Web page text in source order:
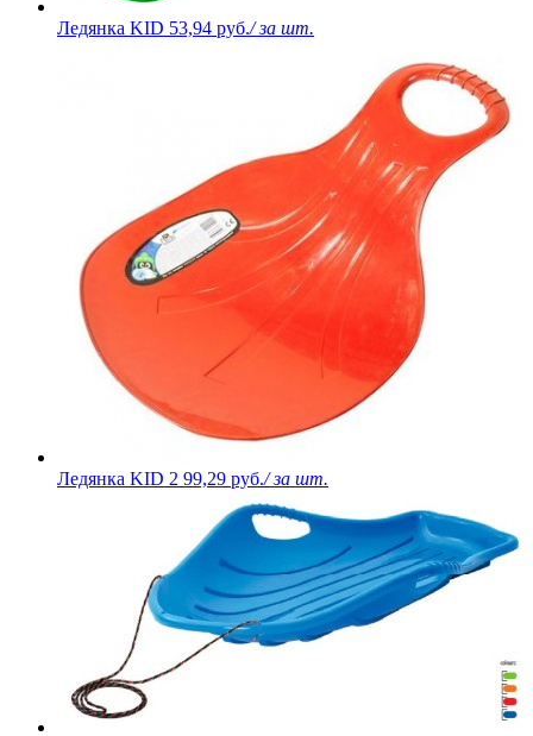
Ледянка KID 53,94 руб./ за шт.
Ледянка KID 2 99,29 руб./ за шт.